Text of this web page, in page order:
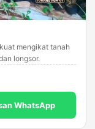
mengikat tanah
longsor.
WhatsApp